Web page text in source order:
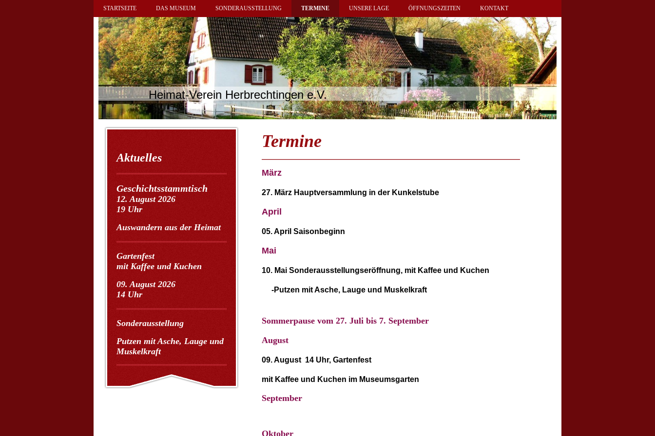
STARTSEITE DAS MUSEUM SONDERAUSSTELLUNG TERMINE UNSERE LAGE ÖFFNUNGSZEITEN KONTAKT
Heimat-Verein Herbrechtingen e.V.
Aktuelles
Geschichtsstammtisch
12. August 2026
19 Uhr
Auswandern aus der Heimat
Gartenfest
mit Kaffee und Kuchen
09. August 2026
14 Uhr
Sonderausstellung
Putzen mit Asche, Lauge und
Muskelkraft
Termine
März
27. März Hauptversammlung in der Kunkelstube
April
05. April Saisonbeginn
Mai
10. Mai Sonderausstellungseröffnung, mit Kaffee und Kuchen
-Putzen mit Asche, Lauge und Muskelkraft
Sommerpause vom 27. Juli bis 7. September
August
09. August 14 Uhr, Gartenfest
mit Kaffee und Kuchen im Museumsgarten
September
Oktober